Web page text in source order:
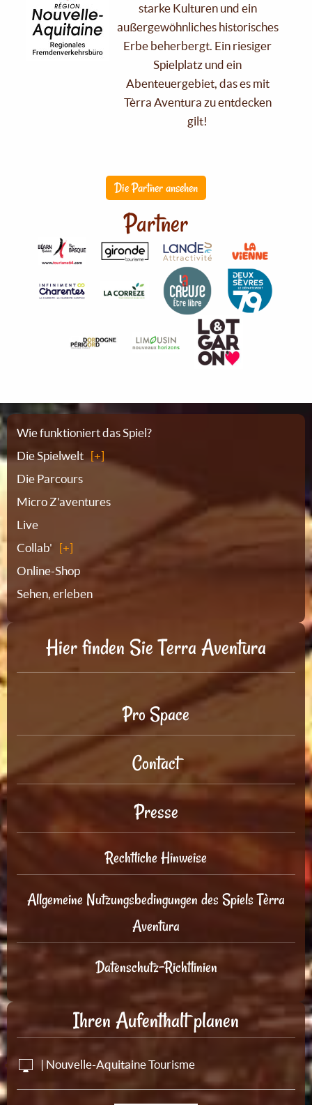
starke Kulturen und ein
außergewöhnliches historisches
Erbe beherbergt. Ein riesiger
Spielplatz und ein
Abenteuergebiet, das es mit
Tèrra Aventura zu entdecken
gilt!
Die Partner ansehen
Partner
Sitemap
Wie funktioniert das Spiel?
Die Spielwelt
Die Parcours
Micro Z'aventures
Live
Collab'
Online-Shop
Sehen, erleben
Hier finden Sie Terra Aventura
Pro Space
Contact
Presse
Rechtliche Hinweise
Allgemeine Nutzungsbedingungen des Spiels Tèrra
Aventura
Datenschutz-Richtlinien
Ihren Aufenthalt planen
| Nouvelle-Aquitaine Tourisme